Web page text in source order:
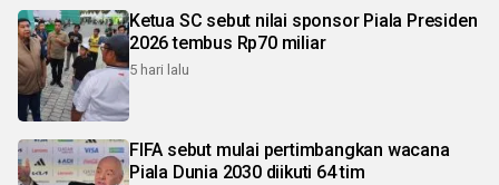
Ketua SC sebut nilai sponsor Piala Presiden
2026 tembus Rp70 miliar
5 hari lalu
FIFA sebut mulai pertimbangkan wacana
Piala Dunia 2030 diikuti 64 tim